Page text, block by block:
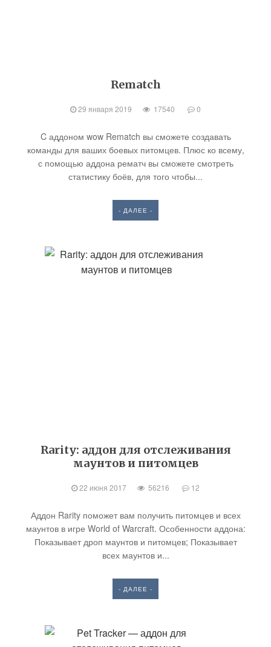
Rematch
29 января 2019 17540 0
C аддоном wow Rematch вы сможете создавать
команды для ваших боевых питомцев. Плюс ко всему,
с помощью аддона рематч вы сможете смотреть
статистику боёв, для того чтобы...
- ДАЛЕЕ -
Rarity: аддон для отслеживания
маунтов и питомцев
22 июня 2017 56216 12
Аддон Rarity поможет вам получить питомцев и всех
маунтов в игре World of Warcraft. Особенности аддона:
Показывает дроп маунтов и питомцев; Показывает
всех маунтов и...
- ДАЛЕЕ -